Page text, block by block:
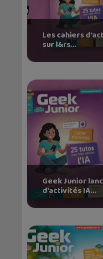
Les cahiers
sur l&rs...
Geek Junior
d’activités IA...